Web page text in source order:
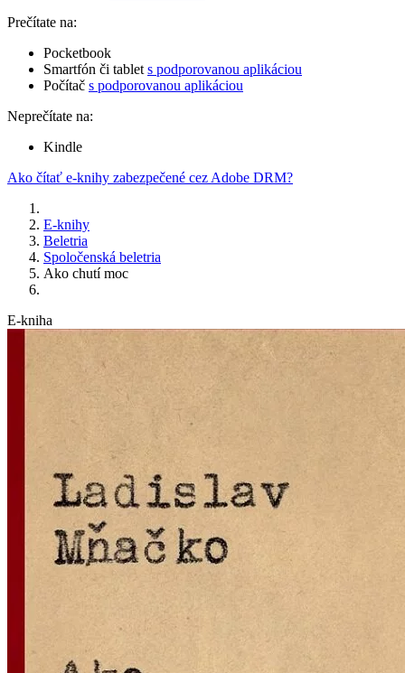
Prečítate na:
Pocketbook
Smartfón či tablet s podporovanou aplikáciou
Počítač s podporovanou aplikáciou
Neprečítate na:
Kindle
Ako čítať e-knihy zabezpečené cez Adobe DRM?
E-knihy
Beletria
Spoločenská beletria
Ako chutí moc
E-kniha